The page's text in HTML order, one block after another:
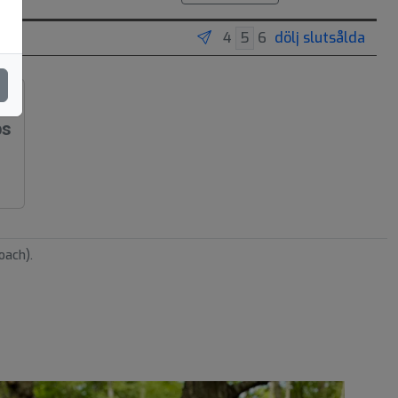
dölj slutsålda